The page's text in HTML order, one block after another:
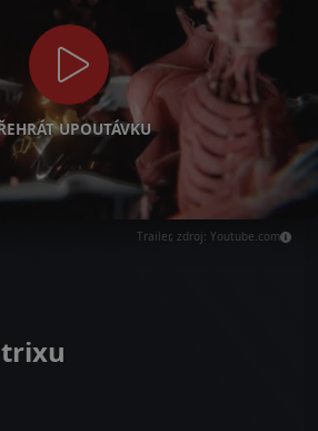
UPOUTÁVKU
Trailer, zdroj: Youtube.com